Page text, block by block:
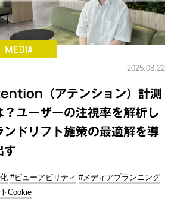
2025.08.22
（アテンション）計測
？ユーザーの注視率を解析し
ンドリフト施策の最適解を導
す
#ビューアビリティ #メディアプランニング
Cookie